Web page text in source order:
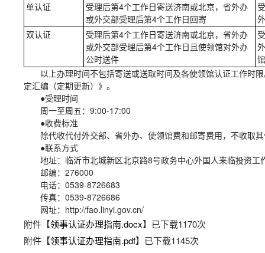
单认证
受理后第4个工作日寄送济南或北京，省外办
或外交部受理后第4个工作日回寄
双认证
受理后第4个工作日寄送济南或北京，省外办
或外交部受理后第4个工作日且使领馆对外办
公时送件
以上办理时间不包括寄送或送取时间及各使领馆认证工作时
定汇编（定期更新）》。
●受理时间
周一至周五：9:00-17:00
●收费标准
除代收代付外交部、省外办、使领馆费和邮寄费用，不收取
●联系方式
地址：临沂市北城新区北京路8号政务中心外国人来临投资
邮编：276000
电话：0539-8726683
传真：0539-8726686
网址：http://fao.linyi.gov.cn/
附件【领事认证办理指南.docx】已下载1170次
附件【领事认证办理指南.pdf】已下载1145次